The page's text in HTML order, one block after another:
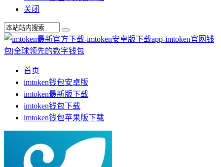
关闭
首页
imtoken钱包安卓版
imtoken最新版下载
imtoken钱包下载
imtoken钱包苹果版下载